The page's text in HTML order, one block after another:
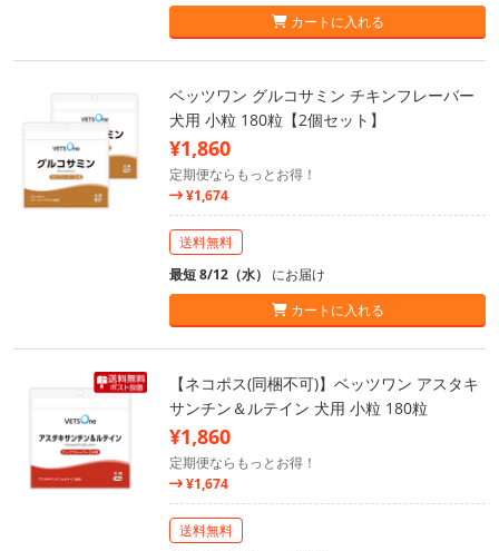
カートに入れる
ベッツワン グルコサミン チキンフレーバー
犬用 小粒 180粒【2個セット】
¥1,860
定期便ならもっとお得！
¥1,674
送料無料
最短 8/12（水） にお届け
カートに入れる
【ネコポス(同梱不可)】ベッツワン アスタキ
サンチン＆ルテイン 犬用 小粒 180粒
¥1,860
定期便ならもっとお得！
¥1,674
送料無料